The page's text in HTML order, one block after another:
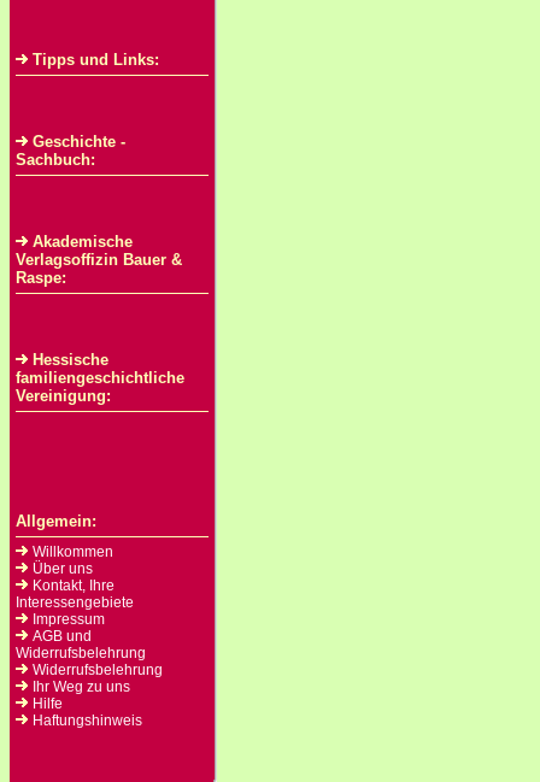
Tipps und Links:
Geschichte -
Sachbuch:
Akademische
Verlagsoffizin Bauer &
Raspe:
Hessische
familiengeschichtliche
Vereinigung:
Allgemein:
Willkommen
Über uns
Kontakt, Ihre
Interessengebiete
Impressum
AGB und
Widerrufsbelehrung
Widerrufsbelehrung
Ihr Weg zu uns
Hilfe
Haftungshinweis